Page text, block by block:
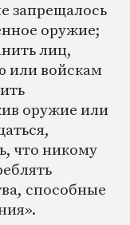
запрещалось
оружие;
лиц,
или войскам
оружие или
что никому
способные